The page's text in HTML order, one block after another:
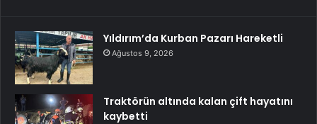
Yıldırım’da Kurban Pazarı Hareketli
Ağustos 9, 2026
Traktörün altında kalan çift hayatını
kaybetti